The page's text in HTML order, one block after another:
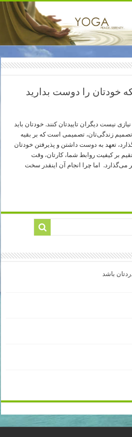
خودتان را دوست بدارید
نیست دیگران تاییدتان کنند. خودتان باید
تصمیم زندگی‌تان، تصمیمی است که بر بقیه
تعهد به دوست داشتن و پذیرفتن خودتان
بر کیفیت روابط شما، کارتان، وقت
اثر می‌گذارد. اما چرا انجام آن اینقدر سخت
باشد